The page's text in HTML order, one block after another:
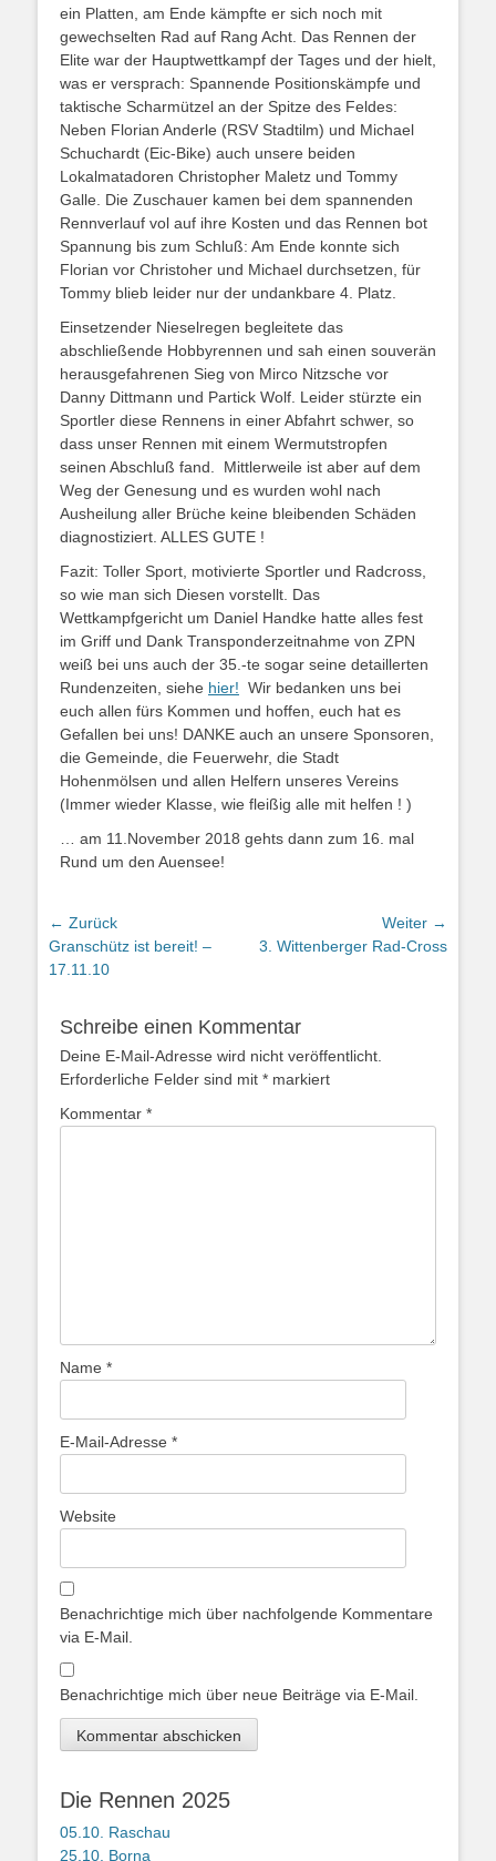
ein Platten, am Ende kämpfte er sich noch mit
gewechselten Rad auf Rang Acht. Das Rennen der
Elite war der Hauptwettkampf der Tages und der hielt,
was er versprach: Spannende Positionskämpfe und
taktische Scharmützel an der Spitze des Feldes:
Neben Florian Anderle (RSV Stadtilm) und Michael
Schuchardt (Eic-Bike) auch unsere beiden
Lokalmatadoren Christopher Maletz und Tommy
Galle. Die Zuschauer kamen bei dem spannenden
Rennverlauf vol auf ihre Kosten und das Rennen bot
Spannung bis zum Schluß: Am Ende konnte sich
Florian vor Christoher und Michael durchsetzen, für
Tommy blieb leider nur der undankbare 4. Platz.
Einsetzender Nieselregen begleitete das
abschließende Hobbyrennen und sah einen souverän
herausgefahrenen Sieg von Mirco Nitzsche vor
Danny Dittmann und Partick Wolf. Leider stürzte ein
Sportler diese Rennens in einer Abfahrt schwer, so
dass unser Rennen mit einem Wermutstropfen
seinen Abschluß fand. Mittlerweile ist aber auf dem
Weg der Genesung und es wurden wohl nach
Ausheilung aller Brüche keine bleibenden Schäden
diagnostiziert. ALLES GUTE !
Fazit: Toller Sport, motivierte Sportler und Radcross,
so wie man sich Diesen vorstellt. Das
Wettkampfgericht um Daniel Handke hatte alles fest
im Griff und Dank Transponderzeitnahme von ZPN
weiß bei uns auch der 35.-te sogar seine detaillerten
Rundenzeiten, siehe hier! Wir bedanken uns bei
euch allen fürs Kommen und hoffen, euch hat es
Gefallen bei uns! DANKE auch an unsere Sponsoren,
die Gemeinde, die Feuerwehr, die Stadt
Hohenmölsen und allen Helfern unseres Vereins
(Immer wieder Klasse, wie fleißig alle mit helfen ! )
… am 11.November 2018 gehts dann zum 16. mal
Rund um den Auensee!
← Zurück
Vorhergehender
Beitrag:
Granschütz ist bereit! –
17.11.10
Weiter →
Nächster
3. Wittenberger Rad-Cross
Schreibe einen Kommentar
Deine E-Mail-Adresse wird nicht veröffentlicht.
Erforderliche Felder sind mit * markiert
Kommentar *
Name *
E-Mail-Adresse *
Website
Benachrichtige mich über nachfolgende Kommentare
via E-Mail.
Benachrichtige mich über neue Beiträge via E-Mail.
Die Rennen 2025
05.10. Raschau
25.10. Borna